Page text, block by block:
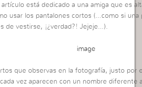
artículo está dedicado a una amiga que es
usar los pantalones cortos (…como si
de vestirse, ¡¿verdad?! Jejeje…).
que observas en la fotografía, justo por
vez aparecen con un nombre diferente